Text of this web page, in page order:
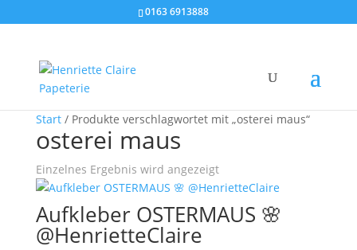
0163 6913888
Start/ Produkte verschlagwortet mit „osterei maus“
osterei maus
Einzelnes Ergebnis wird angezeigt
Aufkleber OSTERMAUS 🌸
@HenrietteClaire